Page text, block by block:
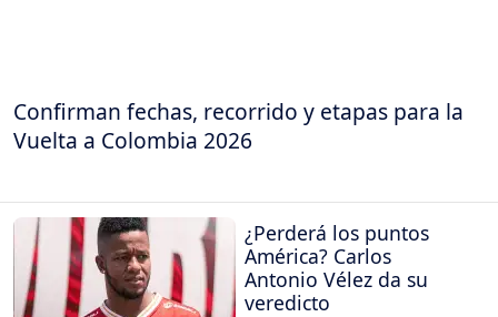
Confirman fechas, recorrido y etapas para la
Vuelta a Colombia 2026
¿Perderá los puntos
América? Carlos
Antonio Vélez da su
veredicto